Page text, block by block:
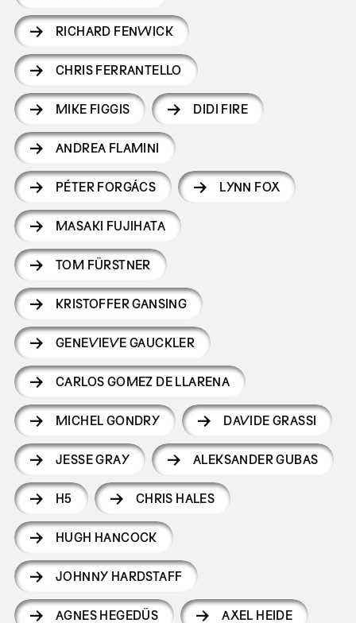
RICHARD FENWICK
CHRIS FERRANTELLO
MIKE FIGGIS DIDI FIRE
ANDREA FLAMINI
PÉTER FORGÁCS LYNN FOX
MASAKI FUJIHATA
TOM FÜRSTNER
KRISTOFFER GANSING
GENEVIEVE GAUCKLER
CARLOS GOMEZ DE LLARENA
MICHEL GONDRY DAVIDE GRASSI
JESSE GRAY ALEKSANDER GUBAS
H5 CHRIS HALES
HUGH HANCOCK
JOHNNY HARDSTAFF
AGNES HEGEDÜS AXEL HEIDE